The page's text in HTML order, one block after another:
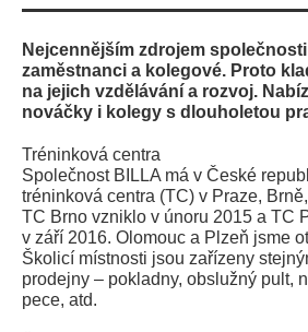
Nejcennějším zdrojem
zaměstnanci a kolegové. Proto
na jejich vzdělávání a rozvoj.
nováčky i kolegy s dlouholetou
Tréninková centra
Společnost BILLA má v České
tréninková centra (TC) v Praze,
TC Brno vzniklo v únoru 2015 a TC
v září 2016. Olomouc a Plzeň jsme
Školicí místnosti jsou zařízeny
prodejny – pokladny, obslužný pult,
pece, atd.